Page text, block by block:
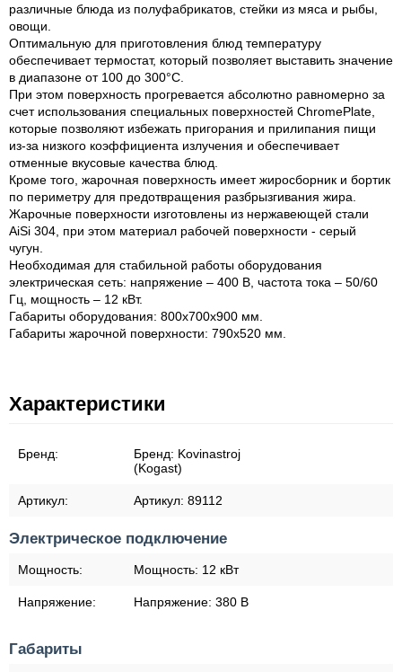
различные блюда из полуфабрикатов, стейки из мяса и рыбы,
овощи.
Оптимальную для приготовления блюд температуру
обеспечивает термостат, который позволяет выставить значение
в диапазоне от 100 до 300°C.
При этом поверхность прогревается абсолютно равномерно за
счет использования специальных поверхностей ChromePlate,
которые позволяют избежать пригорания и прилипания пищи
из-за низкого коэффициента излучения и обеспечивает
отменные вкусовые качества блюд.
Кроме того, жарочная поверхность имеет жиросборник и бортик
по периметру для предотвращения разбрызгивания жира.
Жарочные поверхности изготовлены из нержавеющей стали
AiSi 304, при этом материал рабочей поверхности - серый
чугун.
Необходимая для стабильной работы оборудования
электрическая сеть: напряжение – 400 В, частота тока – 50/60
Гц, мощность – 12 кВт.
Габариты оборудования: 800х700х900 мм.
Габариты жарочной поверхности: 790х520 мм.
Характеристики
Бренд: Бренд: Kovinastroj
(Kogast)
Артикул: Артикул: 89112
Электрическое подключение
Мощность: Мощность: 12 кВт
Напряжение: Напряжение: 380 В
Габариты